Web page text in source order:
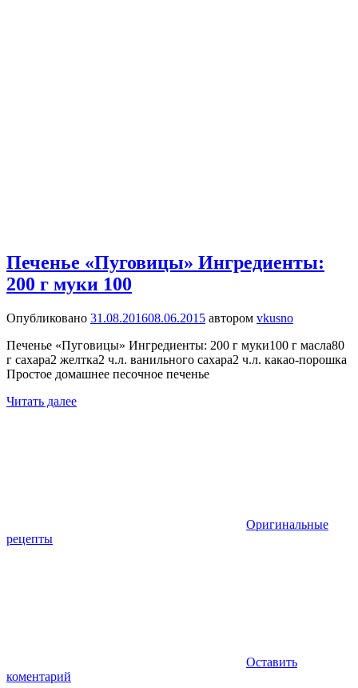
Печенье «Пуговицы» Ингредиенты:
200 г муки 100
Опубликовано 31.08.201608.06.2015 автором vkusno
Печенье «Пуговицы» Ингредиенты: 200 г муки100 г масла80
г сахара2 желтка2 ч.л. ванильного сахара2 ч.л. какао-порошка
Простое домашнее песочное печенье
Читать далее
Оригинальные
рецепты
Оставить
коментарий